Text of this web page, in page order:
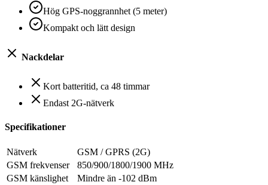
Hög GPS-noggrannhet (5 meter)
Kompakt och lätt design
Nackdelar
Kort batteritid, ca 48 timmar
Endast 2G-nätverk
Specifikationer
Nätverk
GSM / GPRS (2G)
GSM frekvenser
850/900/1800/1900 MHz
GSM känslighet
Mindre än -102 dBm